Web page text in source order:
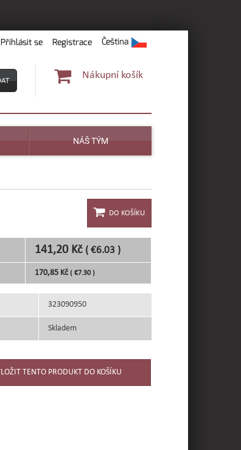
Přihlásit se Registrace Čeština
Nákupní košík
NÁŠ TÝM
141,20 Kč ( €6.03 )
170,85 Kč ( €7.30 )
323090950
Skladem